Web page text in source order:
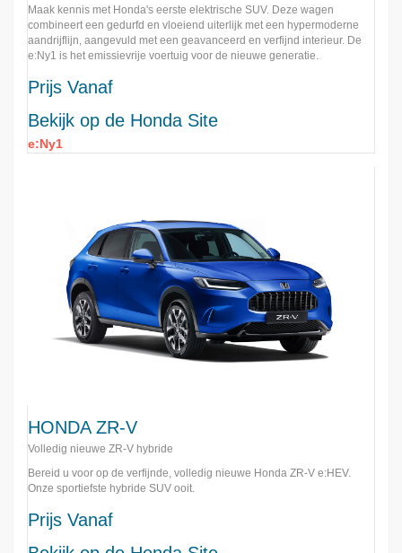
Maak kennis met Honda's eerste elektrische SUV. Deze wagen
combineert een gedurfd en vloeiend uiterlijk met een hypermoderne
aandrijflijn, aangevuld met een geavanceerd en verfijnd interieur. De
e:Ny1 is het emissievrije voertuig voor de nieuwe generatie.
Prijs Vanaf
Bekijk op de Honda Site
e:Ny1
HONDA ZR-V
Volledig nieuwe ZR-V hybride
Bereid u voor op de verfijnde, volledig nieuwe Honda ZR-V e:HEV.
Onze sportiefste hybride SUV ooit.
Prijs Vanaf